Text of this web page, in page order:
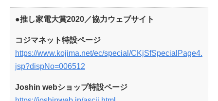
●推し家電大賞2020／協力ウェブサイト
コジマネット特設ページ
https://www.kojima.net/ec/special/CKjSfSpecialPage4.
jsp?dispNo=006512
Joshin webショップ特設ページ